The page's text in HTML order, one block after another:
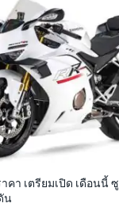
คา เตรียมเปิด เดือนนี้
น